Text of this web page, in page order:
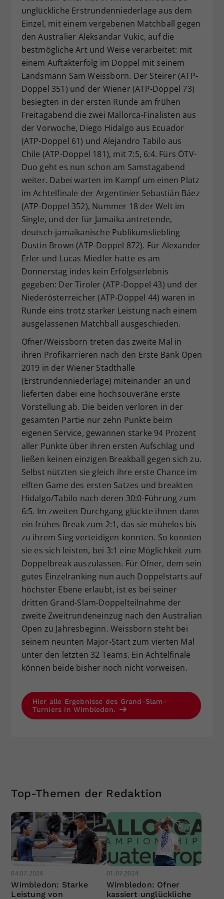
unglückliche Erstrundenniederlage aus dem
Einzel, mit einem vergebenen Matchball gegen
den Australier Aleksandar Vukic, auf die
bestmögliche Art und Weise verarbeitet: mit
einem Auftakterfolg im Doppel mit seinem
Landsmann Sam Weissborn. Der Steirer (ATP-
Doppel 351) und der Wiener (ATP-Doppel 73)
besiegten in der ersten Runde am frühen
Freitagabend die zwei Mallorca-Finalisten aus
der Vorwoche, Diego Hidalgo aus Ecuador
(ATP-Doppel 61) und Alejandro Tabilo aus
Chile (ATP-Doppel 181), mit 7:5, 6:4. Fürs ÖTV-
Duo geht es nun schon am Samstagabend
weiter. Dabei warten im Kampf um einen Platz
im Achtelfinale der Argentinier Sebastián Báez
(ATP-Doppel 352), Nummer 18 der Welt im
Single, und der für Jamaika antretende,
deutsch-jamaikanische Publikumsliebling
Dustin Brown (ATP-Doppel 872). Für Alexander
Erler und Lucas Miedler hatte es am
Donnerstag indes kein Erfolgserlebnis
gegeben: Der Tiroler (ATP-Doppel 43) und der
Niederösterreicher (ATP-Doppel 44) waren in
Runde eins trotz starker Leistung nach einem
ausgelassenen Matchball ausgeschieden.
Ofner/Weissborn treten das zweite Mal in
ihren Profikarrieren nach den Erste Bank Open
2019 in der Wiener Stadthalle
(Erstrundenniederlage) miteinander an und
lieferten dabei eine hochsouveräne erste
Vorstellung ab. Die beiden verloren in der
gesamten Partie nur zehn Punkte beim
eigenen Service, gewannen starke 94 Prozent
aller Punkte über ihren ersten Aufschlag und
ließen keinen einzigen Breakball gegen sich zu.
Selbst nützten sie gleich ihre erste Chance im
elften Game des ersten Satzes und breakten
Hidalgo/Tabilo nach deren 30:0-Führung zum
6:5. Im zweiten Durchgang glückte ihnen dann
ein frühes Break zum 2:1, das sie mühelos bis
zu ihrem Sieg verteidigen konnten. So konnten
sie es sich leisten, bei 3:1 eine Möglichkeit zum
Doppelbreak auszulassen. Für Ofner, dem sein
gutes Einzelranking nun auch Doppelstarts auf
höchster Ebene erlaubt, ist es bei seiner
dritten Grand-Slam-Doppelteilnahme der
zweite Zweitrundeneinzug nach den Australian
Open zu Jahresbeginn. Weissborn steht bei
seinem neunten Major-Start zum vierten Mal
unter den letzten 32 Teams. Ein Achtelfinale
können beide bisher noch nicht vorweisen.
Hier alle Ergebnisse des Grand-Slam-
Turniers in Wimbledon.
Top-Themen der Redaktion
04.07.2024
Wimbledon: Starke
Leistung von
01.07.2024
Wimbledon: Ofner
kassiert unglückliche
Zweck
Dieser Wert speichert Ihre Consent-
Einstellungen. Unter anderem eine
zufällig generierte ID, für die
historische Speicherung Ihrer
Webseiten-Betreiber dies eingestellt
hat.